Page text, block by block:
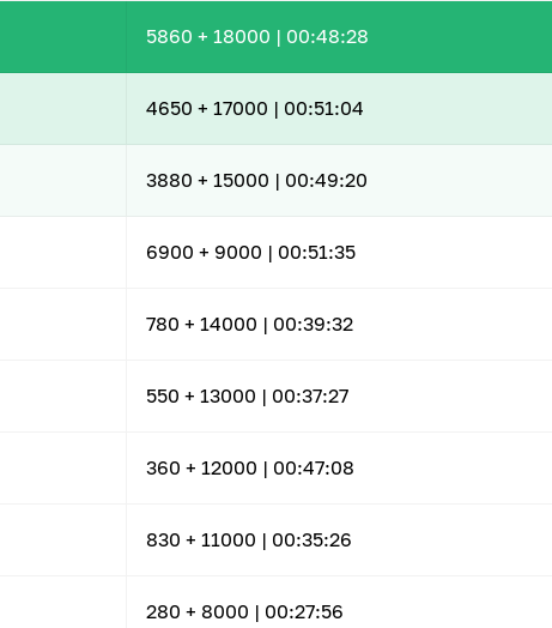
5860 + 18000 | 00:48:28
4650 + 17000 | 00:51:04
3880 + 15000 | 00:49:20
6900 + 9000 | 00:51:35
780 + 14000 | 00:39:32
550 + 13000 | 00:37:27
360 + 12000 | 00:47:08
830 + 11000 | 00:35:26
280 + 8000 | 00:27:56